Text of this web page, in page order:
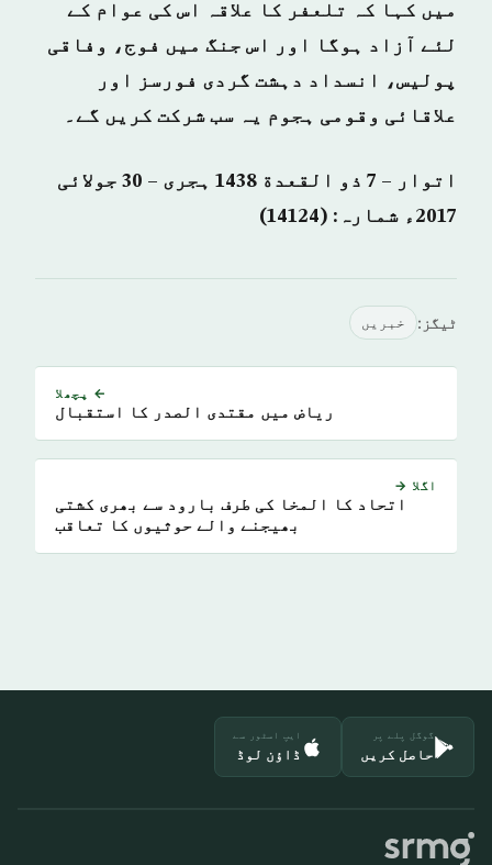
میں کہا کہ تلعفر کا علاقہ اس کی عوام کے
لئے آزاد ہوگا اور اس جنگ میں فوج، وفاقی
پولیس، انسداد دہشت گردی فورسز اور
علاقائی وقومی ہجوم یہ سب شرکت کریں گے۔
اتوار – 7 ذو القعدة 1438 ہجری – 30 جولائی
2017ء شمارہ: (14124)
ٹیگز: خبريں
← پچھلا
ریاض میں مقتدی الصدر کا استقبال
اگلا →
اتحاد کا المخا کی طرف بارود سے بھری کشتی
بھیجنے والے حوثیوں کا تعاقب
گوگل پلے پر
حاصل کریں
ایپ اسٹور سے
ڈاؤن لوڈ